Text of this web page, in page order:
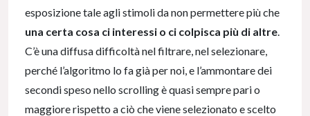
esposizione tale agli stimoli da non permettere più che
una certa cosa ci interessi o ci colpisca più di altre
C’è una diffusa difficoltà nel filtrare, nel selezionare,
perché l’algoritmo lo fa già per noi, e l’ammontare dei
secondi speso nello scrolling è quasi sempre pari o
maggiore rispetto a ciò che viene selezionato e scelto